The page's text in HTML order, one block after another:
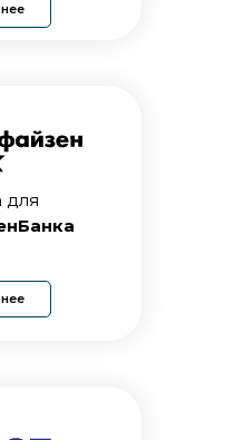
для